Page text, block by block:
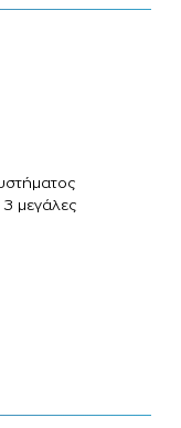
3 μεγάλες